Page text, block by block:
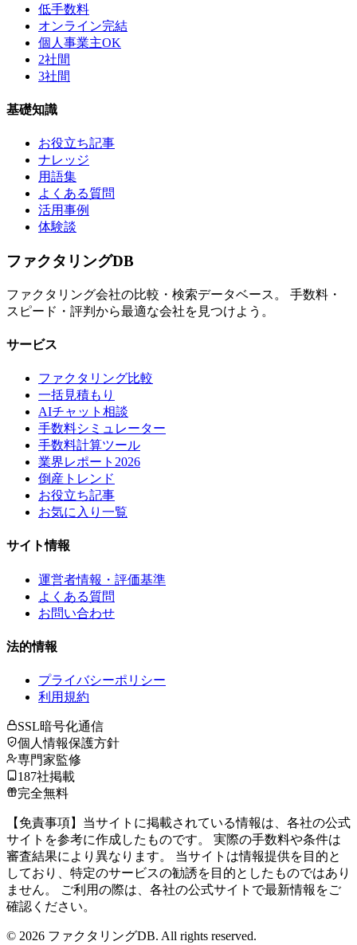
低手数料
オンライン完結
個人事業主OK
2社間
3社間
基礎知識
お役立ち記事
ナレッジ
用語集
よくある質問
活用事例
体験談
ファクタリングDB
ファクタリング会社の比較・検索データベース。 手数料・
スピード・評判から最適な会社を見つけよう。
サービス
ファクタリング比較
一括見積もり
AIチャット相談
手数料シミュレーター
手数料計算ツール
業界レポート2026
倒産トレンド
お役立ち記事
お気に入り一覧
サイト情報
運営者情報・評価基準
よくある質問
お問い合わせ
法的情報
プライバシーポリシー
利用規約
SSL暗号化通信
個人情報保護方針
専門家監修
187社掲載
完全無料
【免責事項】当サイトに掲載されている情報は、各社の公式
サイトを参考に作成したものです。 実際の手数料や条件は
審査結果により異なります。 当サイトは情報提供を目的と
しており、特定のサービスの勧誘を目的としたものではあり
ません。 ご利用の際は、各社の公式サイトで最新情報をご
確認ください。
© 2026 ファクタリングDB. All rights reserved.